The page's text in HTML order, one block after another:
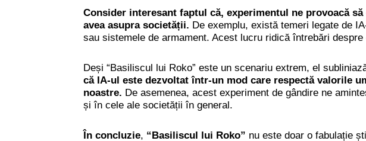
Consider interesant faptul că, experimentul ne provoacă
avea asupra societății. De exemplu, există temeri legate de
sau sistemele de armament. Acest lucru ridică întrebări
Deși “Basiliscul lui Roko” este un scenariu extrem, el
că IA-ul este dezvoltat într-un mod care respectă valorile
noastre. De asemenea, acest experiment de gândire ne
și în cele ale societății în general.
În concluzie, “Basiliscul lui Roko” nu este doar o fabulație